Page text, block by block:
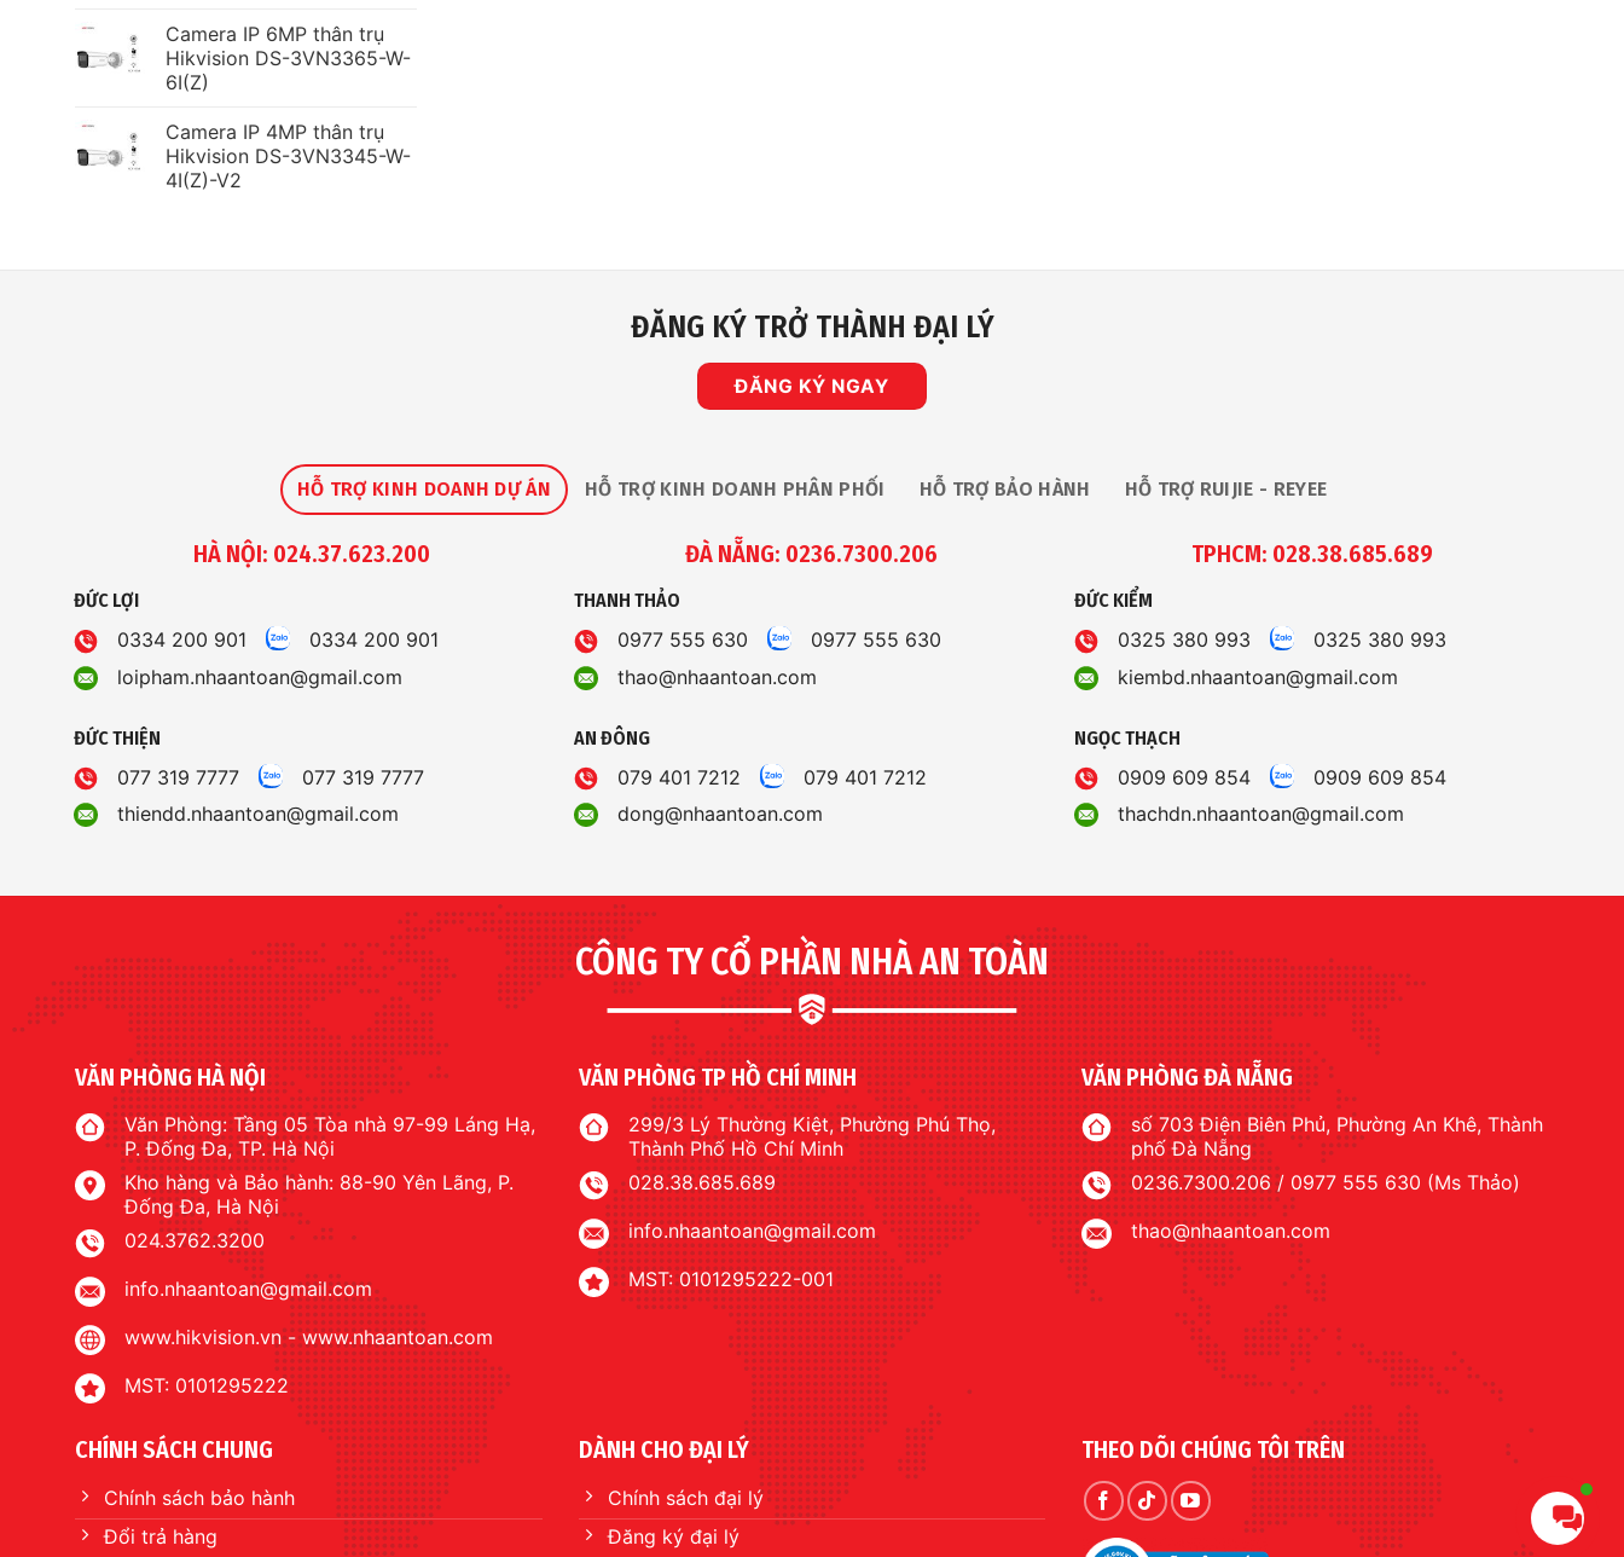
Camera IP 6MP thân trụ
Hikvision DS-3VN3365-W-
6I(Z)
Camera IP 4MP thân trụ
Hikvision DS-3VN3345-W-
4I(Z)-V2
ĐĂNG KÝ TRỞ THÀNH ĐẠI LÝ
ĐĂNG KÝ NGAY
HỖ TRỢ KINH DOANH DỰ ÁN HỖ TRỢ KINH DOANH PHÂN PHỐI HỖ TRỢ BẢO HÀNH HỖ TRỢ RUIJIE - REYEE
HÀ NỘI: 024.37.623.200
ĐỨC LỢI
0334 200 901
0334 200 901
loipham.nhaantoan@gmail.com
ĐỨC THIỆN
077 319 7777
077 319 7777
thiendd.nhaantoan@gmail.com
ĐÀ NẴNG: 0236.7300.206
THANH THẢO
0977 555 630
0977 555 630
thao@nhaantoan.com
AN ĐÔNG
079 401 7212
079 401 7212
dong@nhaantoan.com
TPHCM: 028.38.685.689
ĐỨC KIỂM
0325 380 993
0325 380 993
kiembd.nhaantoan@gmail.com
NGỌC THẠCH
0909 609 854
0909 609 854
thachdn.nhaantoan@gmail.com
CÔNG TY CỔ PHẦN NHÀ AN TOÀN
VĂN PHÒNG HÀ NỘI
Văn Phòng: Tầng 05 Tòa nhà 97-99 Láng Hạ,
P. Đống Đa, TP. Hà Nội
Kho hàng và Bảo hành: 88-90 Yên Lãng, P.
Đống Đa, Hà Nội
024.3762.3200
info.nhaantoan@gmail.com
www.hikvision.vn-www.nhaantoan.com
MST: 0101295222
VĂN PHÒNG TP HỒ CHÍ MINH
299/3 Lý Thường Kiệt, Phường Phú Thọ,
Thành Phố Hồ Chí Minh
028.38.685.689
info.nhaantoan@gmail.com
MST: 0101295222-001
VĂN PHÒNG ĐÀ NẴNG
số 703 Điện Biên Phủ, Phường An Khê, Thành
phố Đà Nẵng
0236.7300.206 / 0977 555 630 (Ms Thảo)
thao@nhaantoan.com
CHÍNH SÁCH CHUNG
Chính sách bảo hành
Đổi trả hàng
DÀNH CHO ĐẠI LÝ
Chính sách đại lý
Đăng ký đại lý
THEO DÕI CHÚNG TÔI TRÊN